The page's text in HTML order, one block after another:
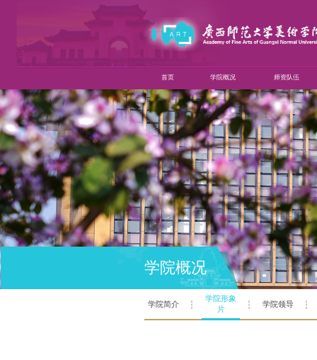
首页 学院概况 师资队伍
学院概况
学院简介
学院形象
片
学院领导